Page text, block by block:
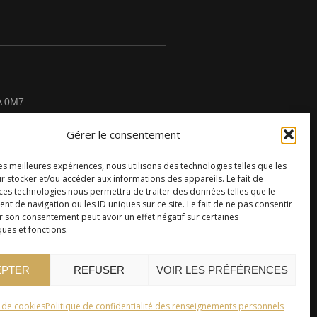
Gérer le consentement
meilleures expériences, nous utilisons des technologies telles que les
stocker et/ou accéder aux informations des appareils. Le fait de
technologies nous permettra de traiter des données telles que le
de navigation ou les ID uniques sur ce site. Le fait de ne pas consentir
son consentement peut avoir un effet négatif sur certaines
et fonctions.
REFUSER VOIR LES PRÉFÉRENCES
cookiesPolitique de confidentialité des renseignements personnels
0M7
CONTACTEZ-NOUS